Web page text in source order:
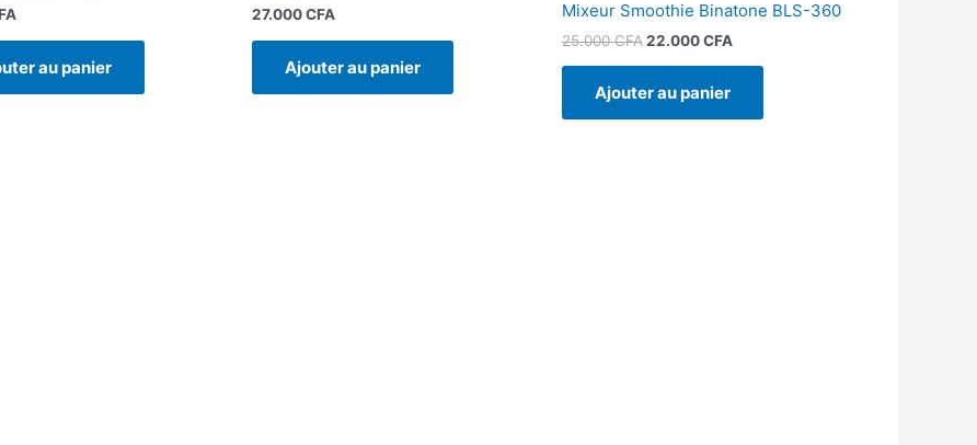
au panier
27.000CFA
Ajouter au panier
Mixeur Smoothie Binatone BLS-360
25.000CFA 22.000CFA
Ajouter au panier